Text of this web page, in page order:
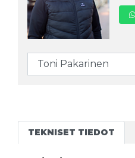
TEKNISET TIEDOT